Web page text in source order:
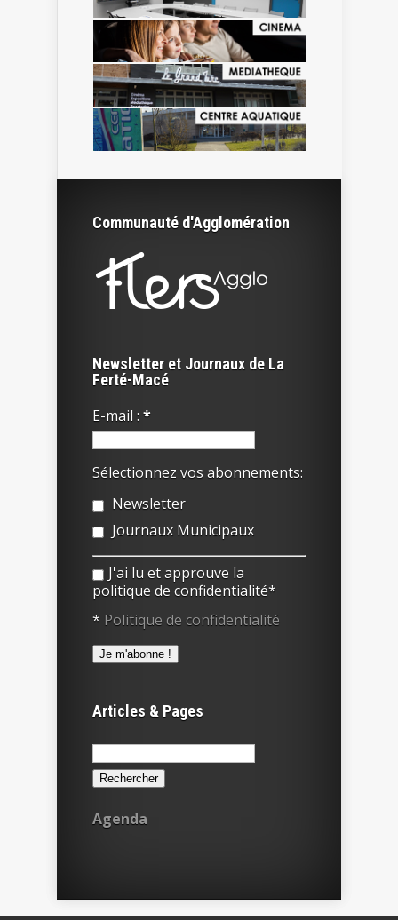
Communauté d'Agglomération
Newsletter et Journaux de La
Ferté-Macé
E-mail : *
Sélectionnez vos abonnements:
Newsletter
Journaux Municipaux
J'ai lu et approuve la
politique de confidentialité*
* Politique de confidentialité
Articles & Pages
Rechercher :
Agenda